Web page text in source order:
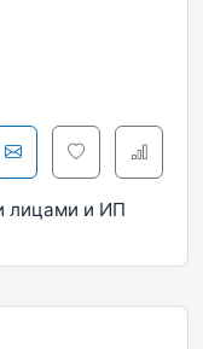
лицами и ИП